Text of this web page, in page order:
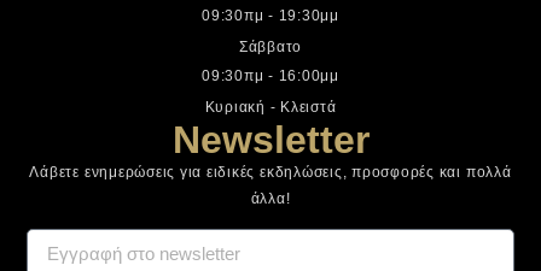
09:30πμ - 19:30μμ
Σάββατο
09:30πμ - 16:00μμ
Κυριακή - Κλειστά
Newsletter
Λάβετε ενημερώσεις για ειδικές εκδηλώσεις, προσφορές και πολλά
άλλα!